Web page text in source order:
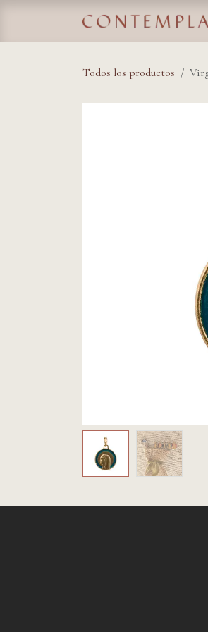
Todos los productos